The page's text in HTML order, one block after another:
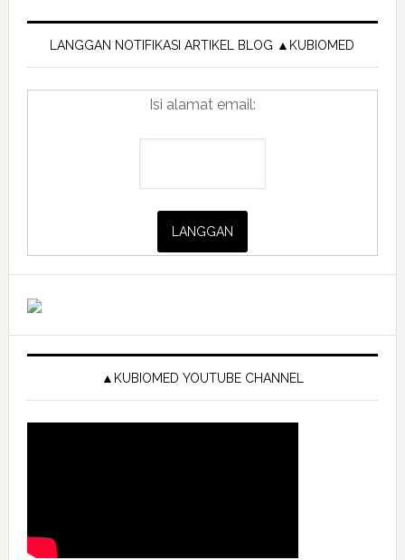
Primary
Sidebar
LANGGAN NOTIFIKASI ARTIKEL BLOG ▲KUBIOMED
Isi alamat email:
▲KUBIOMED YOUTUBE CHANNEL